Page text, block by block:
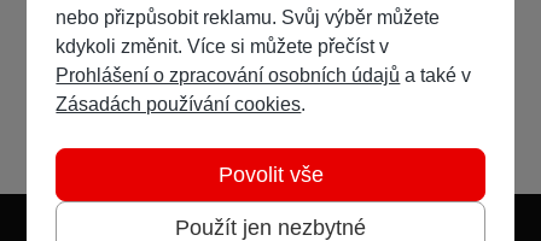
nebo přizpůsobit reklamu. Svůj výběr můžete
kdykoli změnit. Více si můžete přečíst v
Prohlášení o zpracování osobních údajů a také v
Zásadách používání cookies.
Použít jen nezbytné
Povolit vše